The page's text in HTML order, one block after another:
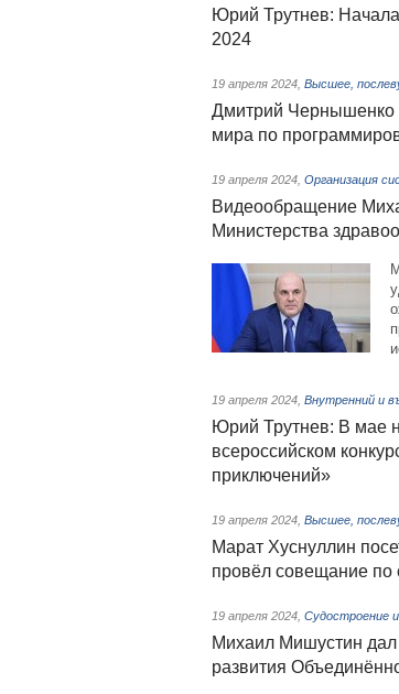
Юрий Трутнев:
2024
19 апреля 2024 Высшее,
Дмитрий Чернышенко
мира по
19 апреля 2024 Организация
Видеообращение
Министерства
19 апреля 2024 Внутренний и
Юрий Трутнев: В мае
всероссийском
приключений»
19 апреля 2024 Высшее,
Марат Хуснуллин
провёл совещание по
19 апреля 2024 Судостроение
Михаил Мишустин дал
развития